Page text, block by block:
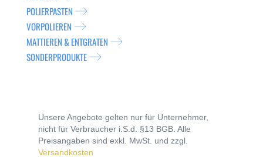
POLIERPASTEN
VORPOLIEREN
MATTIEREN & ENTGRATEN
SONDERPRODUKTE
Unsere Angebote gelten nur für Unternehmer,
nicht für Verbraucher i.S.d. §13 BGB. Alle
Preisangaben sind exkl. MwSt. und zzgl.
Versandkosten